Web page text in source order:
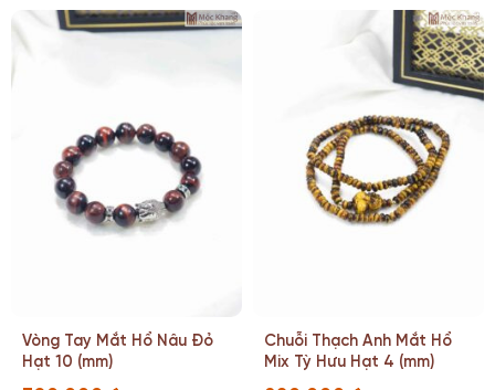
Vòng Tay Mắt Hổ Nâu Đỏ
Hạt 10 (mm)
Chuỗi Thạch Anh Mắt Hổ
Mix Tỳ Hưu Hạt 4 (mm)